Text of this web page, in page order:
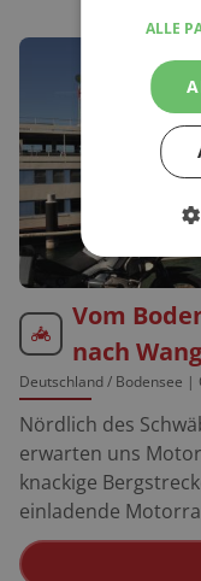
Vom
nach
Deutschland/ Bodensee |
Nördlich des
erwarten uns
knackige
einladende
ein mildes Klima,
vorverlegt. Wer sich vorab über die Region informieren
ALLE